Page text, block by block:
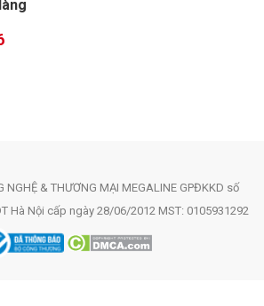
lắp đặt và bảo trì, giúp tiết kiệm thời gian
NGHỆ & THƯƠNG MẠI MEGALINE GPĐKKD số
Hà Nội cấp ngày 28/06/2012 MST: 0105931292